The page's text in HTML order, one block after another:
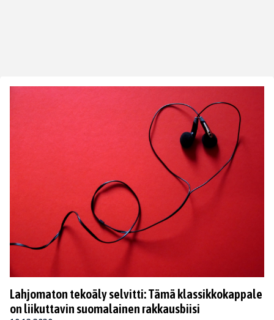
Lahjomaton tekoäly selvitti: Tämä klassikkokappale
on liikuttavin suomalainen rakkausbiisi